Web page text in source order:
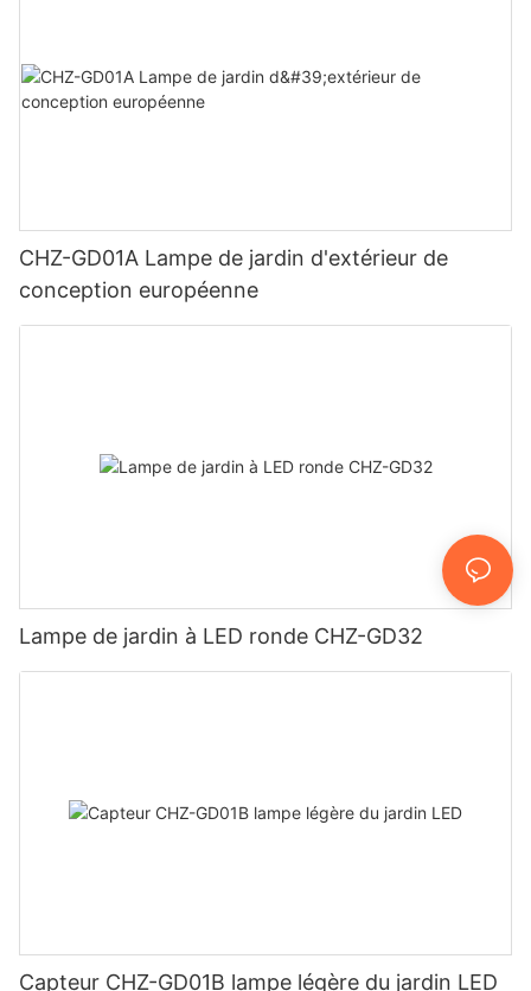
CHZ-GD01A Lampe de jardin d'extérieur de
conception européenne
Lampe de jardin à LED ronde CHZ-GD32
Capteur CHZ-GD01B lampe légère du jardin LED